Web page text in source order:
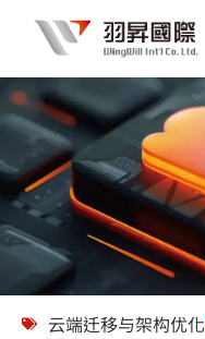
内
容
解决方案
云端迁移与架构优化